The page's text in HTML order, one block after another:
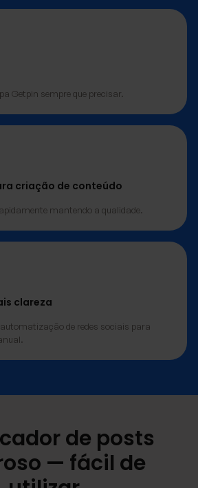
Getpin sempre que precisar.
criação de conteúdo
mantendo a qualidade.
clareza
de redes sociais para
de posts
— fácil de